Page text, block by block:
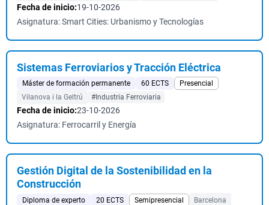
Fecha de inicio:19-10-2026
Asignatura: Smart Cities: Urbanismo y Tecnologías
Sistemas Ferroviarios y Tracción Eléctrica
Máster de formación permanente 60 ECTS
Presencial
Vilanova i la Geltrú
#Industria Ferroviaria
Fecha de inicio:23-10-2026
Asignatura: Ferrocarril y Energía
Gestión Digital de la Sostenibilidad en la
Construcción
Diploma de experto 20 ECTS Semipresencial
Barcelona